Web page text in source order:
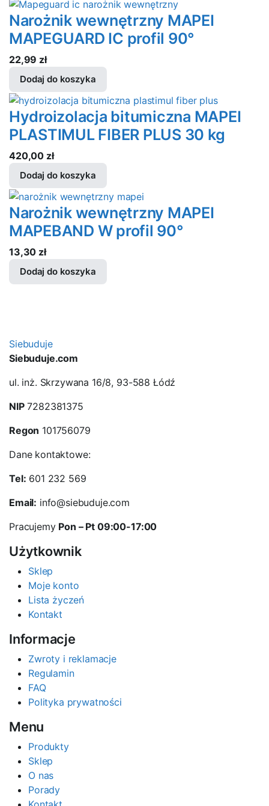
Narożnik wewnętrzny MAPEI
MAPEGUARD IC profil 90°
22,99 zł
Dodaj do koszyka
Hydroizolacja bitumiczna MAPEI
PLASTIMUL FIBER PLUS 30 kg
420,00 zł
Dodaj do koszyka
Narożnik wewnętrzny MAPEI
MAPEBAND W profil 90°
13,30 zł
Dodaj do koszyka
Siebuduje
Siebuduje.com
ul. inż. Skrzywana 16/8, 93-588 Łódź
NIP7282381375
Regon 101756079
Dane kontaktowe:
Tel: 601 232 569
Email: info@siebuduje.com
Pracujemy Pon – Pt 09:00-17:00
Użytkownik
Sklep
Moje konto
Lista życzeń
Kontakt
Informacje
Zwroty i reklamacje
Regulamin
FAQ
Polityka prywatności
Menu
Produkty
Sklep
O nas
Porady